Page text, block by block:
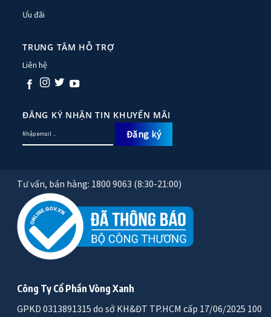
Ưu đãi
TRUNG TÂM HỖ TRỢ
Liên hệ
ĐĂNG KÝ NHẬN TIN KHUYẾN MÃI
Tư vấn, bán hàng: 1800 9063 (8:30-21:00)
Công Ty Cổ Phần Vòng Xanh
GPKD 0313891315 do sở KH&ĐT TP.HCM cấp 17/06/2025 100